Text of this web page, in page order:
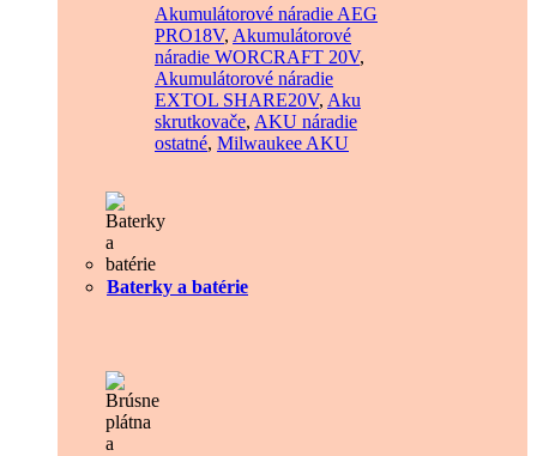
Akumulátorové náradie AEG
PRO18V, Akumulátorové
náradie WORCRAFT 20V,
Akumulátorové náradie
EXTOL SHARE20V, Aku
skrutkovače, AKU náradie
ostatné, Milwaukee AKU
Baterky a batérie